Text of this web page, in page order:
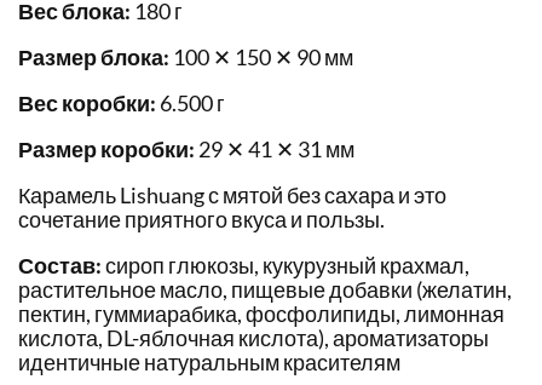
Вес блока: 180 г
Размер блока: 100 ✕ 150 ✕ 90 мм
Вес коробки: 6.500 г
Размер коробки: 29 ✕ 41 ✕ 31 мм
Карамель Lishuang с мятой без сахара и это
сочетание приятного вкуса и пользы.
Состав:сироп глюкозы, кукурузный крахмал,
растительное масло, пищевые добавки (желатин,
пектин, гуммиарабика, фосфолипиды, лимонная
кислота, DL-яблочная кислота), ароматизаторы
идентичные натуральным красителям